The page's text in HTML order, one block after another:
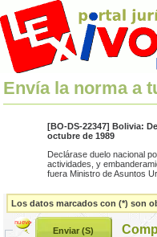
Envía la norma a
[BO-DS-22347] Bolivia:
octubre de 1989
Declárase duelo nacional
actividades, y
fuera Ministro de Asuntos
Los datos marcados con (*) son